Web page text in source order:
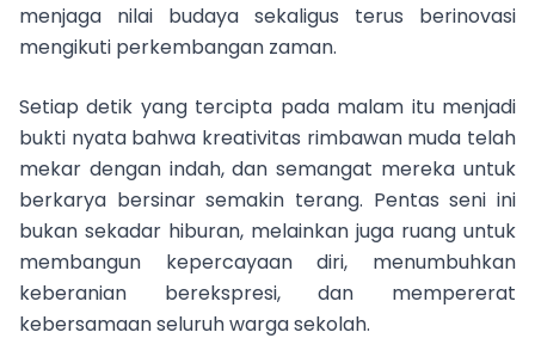
menjaga nilai budaya sekaligus terus berinovasi
mengikuti perkembangan zaman.
Setiap detik yang tercipta pada malam itu menjadi
bukti nyata bahwa kreativitas rimbawan muda telah
mekar dengan indah, dan semangat mereka untuk
berkarya bersinar semakin terang. Pentas seni ini
bukan sekadar hiburan, melainkan juga ruang untuk
membangun kepercayaan diri, menumbuhkan
keberanian berekspresi, dan mempererat
kebersamaan seluruh warga sekolah.